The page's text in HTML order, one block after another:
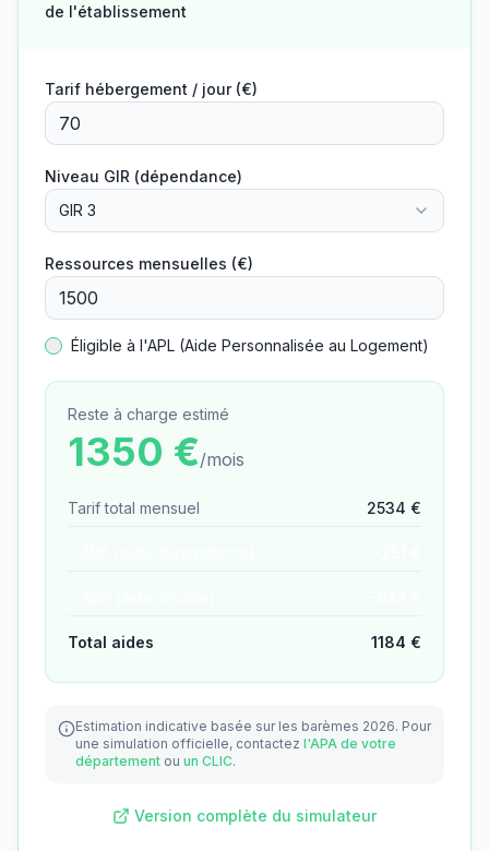
de l'établissement
Tarif hébergement / jour (€)
Niveau GIR (dépendance)
GIR 3
Ressources mensuelles (€)
Éligible à l'APL (Aide Personnalisée au Logement)
Reste à charge estimé
1350 €/mois
Tarif total mensuel 2534 €
Total aides 1184 €
Estimation indicative basée sur les barèmes 2026. Pour
une simulation officielle, contactez l'APA de votre
département ou un CLIC.
Version complète du simulateur